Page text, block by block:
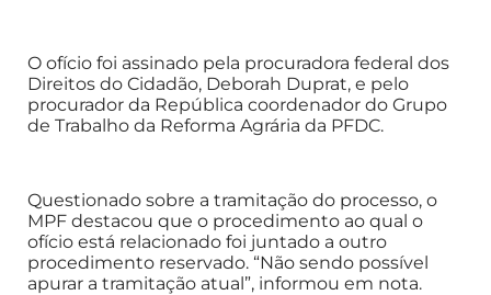
O ofício foi assinado pela procuradora federal dos
Direitos do Cidadão, Deborah Duprat, e pelo
procurador da República coordenador do Grupo
de Trabalho da Reforma Agrária da PFDC.
Questionado sobre a tramitação do processo, o
MPF destacou que o procedimento ao qual o
ofício está relacionado foi juntado a outro
procedimento reservado. “Não sendo possível
apurar a tramitação atual”, informou em nota.